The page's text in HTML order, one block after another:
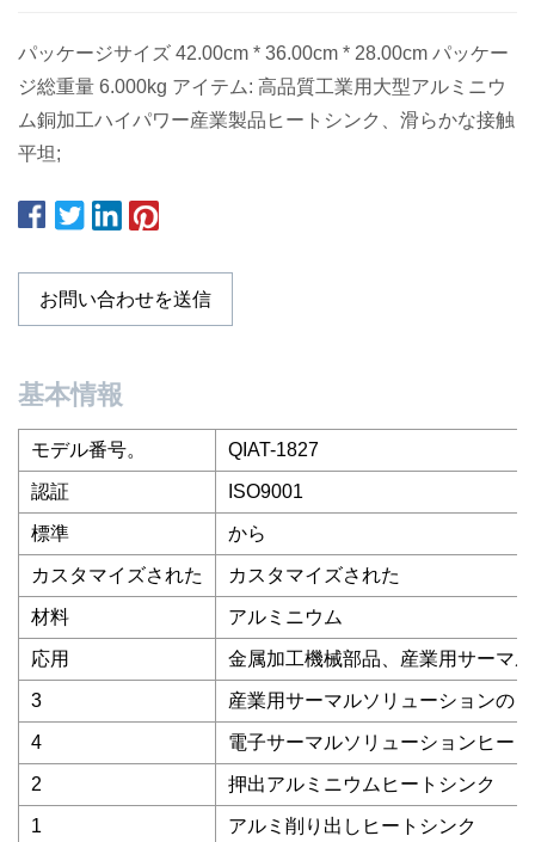
パッケージサイズ 42.00cm * 36.00cm * 28.00cm パッケー
ジ総重量 6.000kg アイテム: 高品質工業用大型アルミニウ
ム銅加工ハイパワー産業製品ヒートシンク、滑らかな接触
平坦;
お問い合わせを送信
基本情報
モデル番号。 QIAT-1827
認証 ISO9001
標準 から
カスタマイズされた カスタマイズされた
材料 アルミニウム
応用 金属加工機械部品、産業用サーマ
3 産業用サーマルソリューションの
4 電子サーマルソリューションヒー
2 押出アルミニウムヒートシンク
1 アルミ削り出しヒートシンク